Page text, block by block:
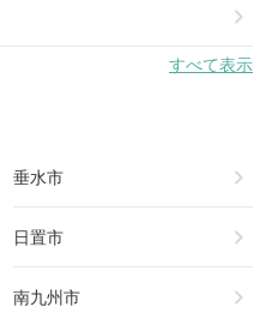
chevron_right
すべて表示
垂水市 chevron_right
日置市 chevron_right
南九州市 chevron_right